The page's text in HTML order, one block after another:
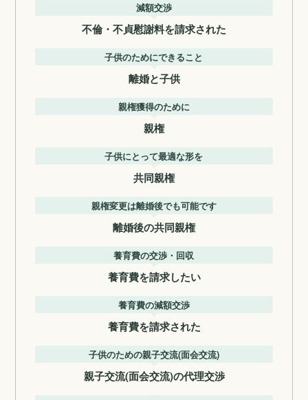
減額交渉
不倫・不貞慰謝料を請求された
子供のためにできること
離婚と子供
親権獲得のために
親権
子供にとって最適な形を
共同親権
親権変更は離婚後でも可能です
離婚後の共同親権
養育費の交渉・回収
養育費を請求したい
養育費の減額交渉
養育費を請求された
子供のための親子交流(面会交流)
親子交流(面会交流)の代理交渉